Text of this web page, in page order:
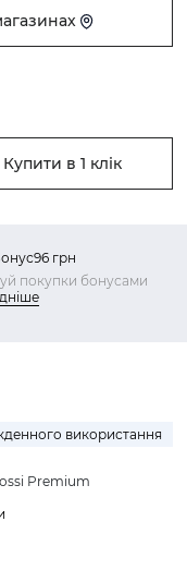
Купити в 1 клік
96 грн
покупки бонусами
використання
Premium